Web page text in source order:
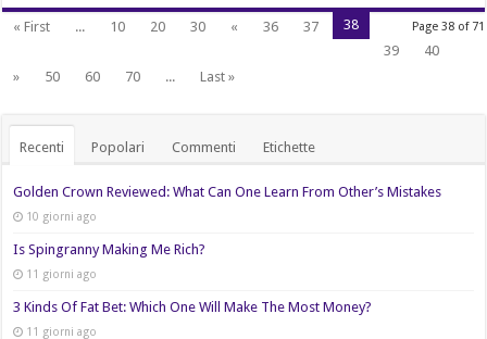
Page 38 of 71
« First ... 10 20 30 « 36 37
38
39
40
»
50 60 70 ... Last »
Recenti Popolari Commenti Etichette
Golden Crown Reviewed: What Can One Learn From Other’s Mistakes
10 giorni ago
Is Spingranny Making Me Rich?
11 giorni ago
3 Kinds Of Fat Bet: Which One Will Make The Most Money?
11 giorni ago